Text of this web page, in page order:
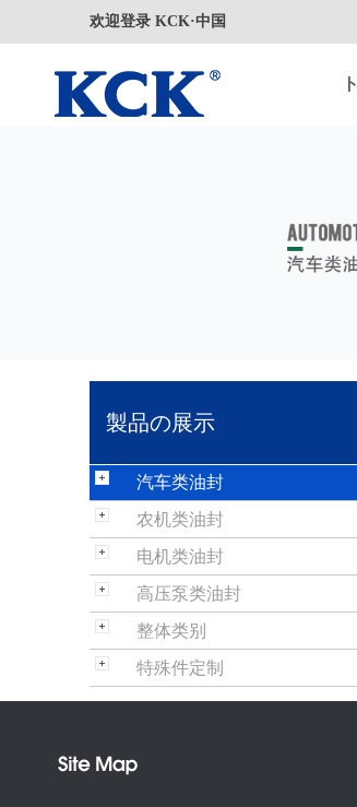
欢迎登录 KCK·中国
製品の展示
汽车类油封
农机类油封
电机类油封
高压泵类油封
整体类别
特殊件定制